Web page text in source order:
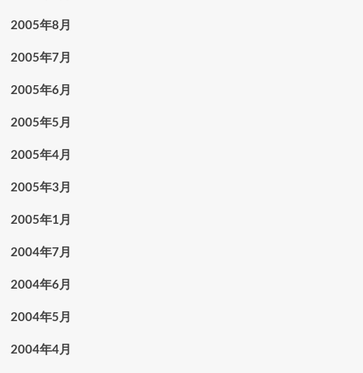
2005年8月
2005年7月
2005年6月
2005年5月
2005年4月
2005年3月
2005年1月
2004年7月
2004年6月
2004年5月
2004年4月